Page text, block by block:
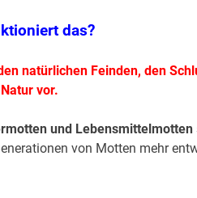
das?
natürlichen Feinden, den
vor.
und Lebensmittelmotten
von Motten mehr